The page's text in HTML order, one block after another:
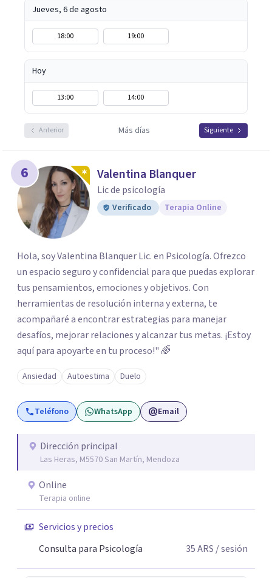
Jueves, 6 de agosto
18:00 19:00
Hoy
13:00 14:00
Anterior Más días Siguiente
6 Valentina Blanquer
Lic de psicología
Verificado Terapia Online
Hola, soy Valentina Blanquer Lic. en Psicología. Ofrezco
un espacio seguro y confidencial para que puedas explorar
tus pensamientos, emociones y objetivos. Con
herramientas de resolución interna y externa, te
acompañaré a encontrar estrategias para manejar
desafíos, mejorar relaciones y alcanzar tus metas. ¡Estoy
aquí para apoyarte en tu proceso!" 🌈
Ansiedad Autoestima Duelo
Teléfono WhatsApp Email
Dirección principal
Las Heras, M5570 San Martín, Mendoza
Online
Terapia online
Servicios y precios
Consulta para Psicología
35ARS / sesión